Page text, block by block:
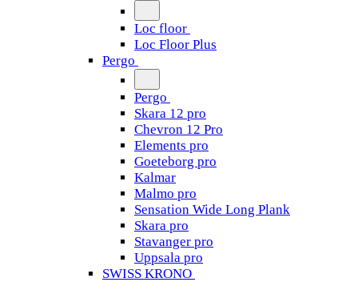
Loc floor
Loc Floor Plus
Pergo
Pergo
Skara 12 pro
Chevron 12 Pro
Elements pro
Goeteborg pro
Kalmar
Malmo pro
Sensation Wide Long Plank
Skara pro
Stavanger pro
Uppsala pro
SWISS KRONO